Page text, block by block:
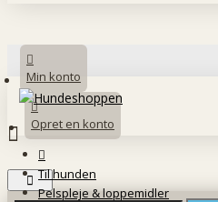
Min konto
Opret en konto
Til hunden
Pelspleje & loppemidler